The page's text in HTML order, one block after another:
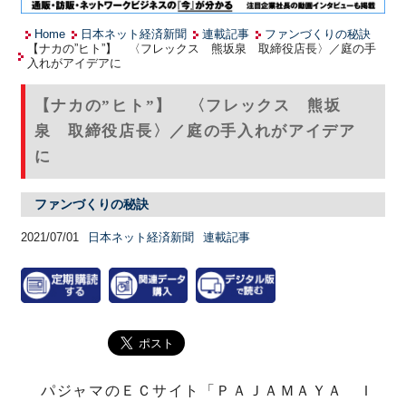
Home 日本ネット経済新聞 連載記事
ファンづくりの秘訣
【ナカの”ヒト”】 〈フレックス 熊坂泉 取締役店長〉／庭の手
入れがアイデアに
【ナカの”ヒト”】 〈フレックス 熊坂
泉 取締役店長〉／庭の手入れがアイデア
に
ファンづくりの秘訣
2021/07/01 日本ネット経済新聞 連載記事
パジャマのＥＣサイト「ＰＡＪＡＭＡＹＡ Ｉ